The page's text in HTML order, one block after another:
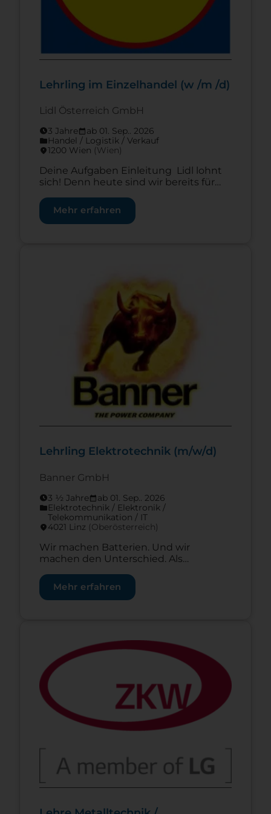
Lehrling im Einzelhandel (w /m /d)
Lidl Österreich GmbH
schedule3 Jahrecalendar_monthab 01. Sep.. 2026
folderHandel / Logistik / Verkauf
location_on1200 Wien (Wien)
Deine Aufgaben Einleitung Lidl lohnt
sich! Denn heute sind wir bereits für
Wahl als Arbeitgeber – und das in über
250 Filialen, in drei Logistikzentren in
Laakirchen, Wundschuh und
Mehr erfahren
Lehrling Elektrotechnik (m/w/d)
Banner GmbH
schedule3 ½ Jahrecalendar_monthab 01. Sep.. 2026
folderElektrotechnik / Elektronik /
Telekommunikation / IT
location_on4021 Linz (Ober­österreich)
Wir machen Batterien. Und wir
machen den Unterschied. Als
Unternehmen der Automobilindustrie
sind wir einer der führenden
verlässlich und mit Handschlagqualität.
Bei uns arbeiten Sie in einem
dynamischen, leistungsorientierten
und professionellen Umfeld. Werden
Sie Teil unseres Teams […]
Mehr erfahren